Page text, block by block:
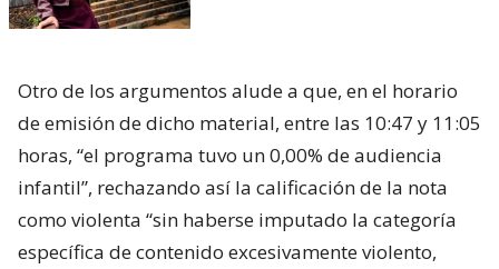
Otro de los argumentos alude a que, en el horario
de emisión de dicho material, entre las 10:47 y 11:05
horas, “el programa tuvo un 0,00% de audiencia
infantil”, rechazando así la calificación de la nota
como violenta “sin haberse imputado la categoría
específica de contenido excesivamente violento,